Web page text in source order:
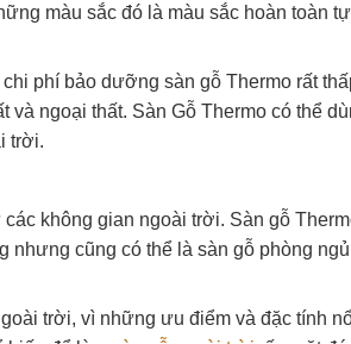
màu sắc đó là màu sắc hoàn toàn tự
phí bảo dưỡng sàn gỗ Thermo rất
ngoại thất. Sàn Gỗ Thermo có thể
trời.
không gian ngoài trời. Sàn gỗ
nhưng cũng có thể là sàn gỗ phòng
trời, vì những ưu điểm và đặc tính